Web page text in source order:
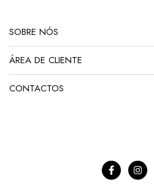
SOBRE NÓS
ÁREA DE CLIENTE
CONTACTOS